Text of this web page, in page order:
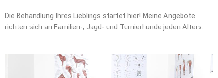
Die Behandlung Ihres Lieblings startet hier! Meine Angebote
richten sich an Familien-, Jagd- und Turnierhunde jeden Alters.